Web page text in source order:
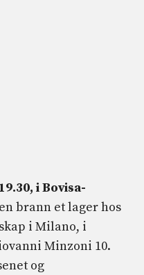
i Bovisa-
brann et lager hos
i Milano, i
Minzoni 10.
og